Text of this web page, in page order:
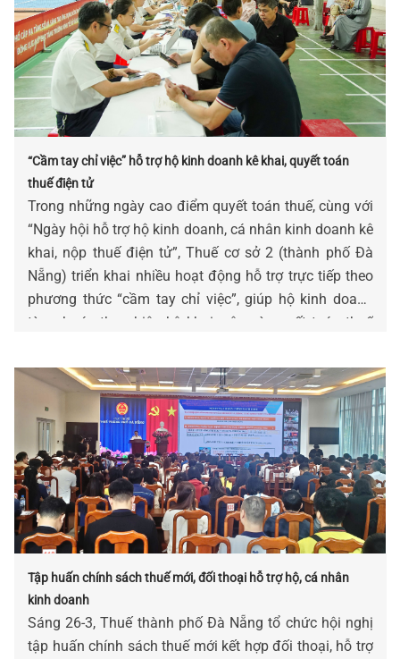
“Cầm tay chỉ việc” hỗ trợ hộ kinh doanh kê khai, quyết toán
thuế điện tử
Trong những ngày cao điểm quyết toán thuế, cùng với
“Ngày hội hỗ trợ hộ kinh doanh, cá nhân kinh doanh kê
khai, nộp thuế điện tử”, Thuế cơ sở 2 (thành phố Đà
Nẵng) triển khai nhiều hoạt động hỗ trợ trực tiếp theo
phương thức “cầm tay chỉ việc”, giúp hộ kinh doanh
từng bước thực hiện kê khai, nộp và quyết toán thuế
Tập huấn chính sách thuế mới, đối thoại hỗ trợ hộ, cá nhân
kinh doanh
Sáng 26-3, Thuế thành phố Đà Nẵng tổ chức hội nghị
tập huấn chính sách thuế mới kết hợp đối thoại, hỗ trợ